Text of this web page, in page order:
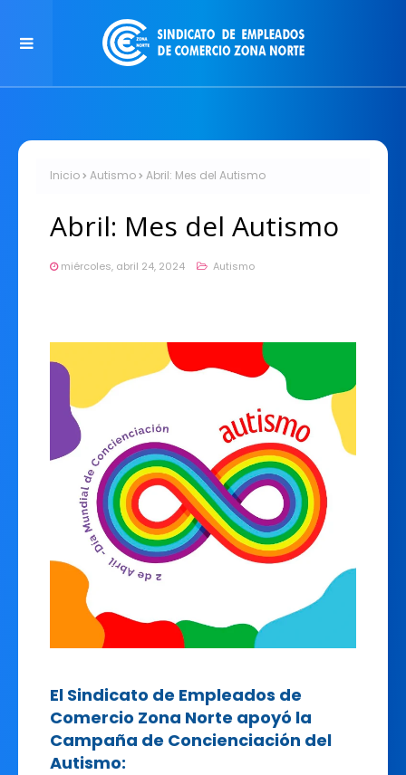
Inicio Autismo Abril: Mes del Autismo
Abril: Mes del Autismo
miércoles, abril 24, 2024 Autismo
El Sindicato de Empleados de
Comercio Zona Norte apoyó la
Campaña de Concienciación del
Autismo: